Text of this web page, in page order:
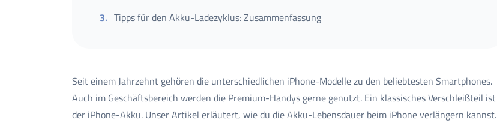
3. Tipps für den Akku-Ladezyklus: Zusammenfassung
Seit einem Jahrzehnt gehören die unterschiedlichen iPhone-Modelle zu den beliebtesten Smartphones.
Auch im Geschäftsbereich werden die Premium-Handys gerne genutzt. Ein klassisches Verschleißteil ist
der iPhone-Akku. Unser Artikel erläutert, wie du die Akku-Lebensdauer beim iPhone verlängern kannst.